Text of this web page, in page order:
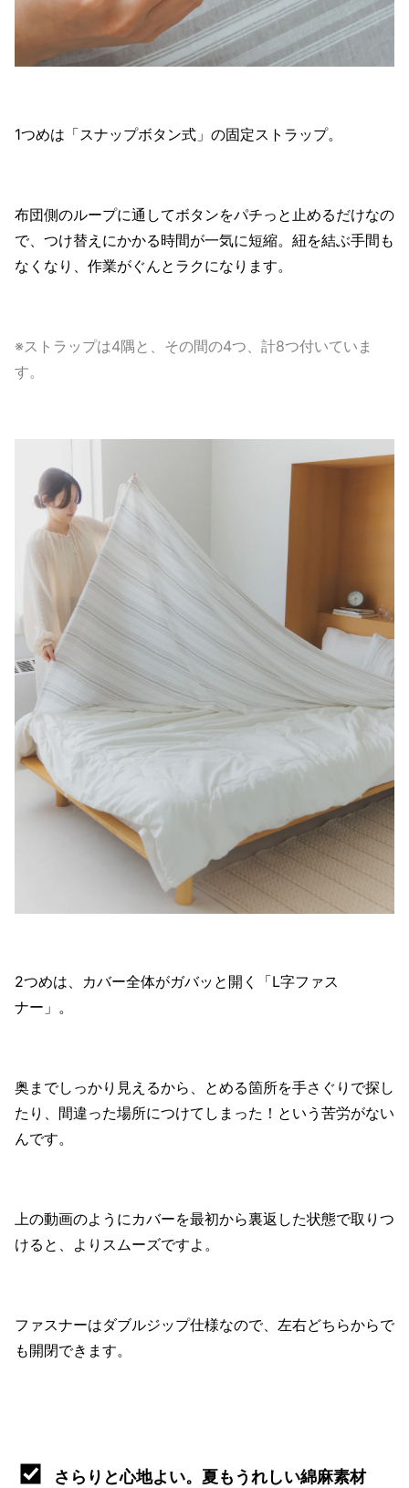
1つめは「スナップボタン式」の固定ストラップ。
布団側のループに通してボタンをパチっと止めるだけなの
で、つけ替えにかかる時間が一気に短縮。紐を結ぶ手間も
なくなり、作業がぐんとラクになります。
※ストラップは4隅と、その間の4つ、計8つ付いていま
す。
2つめは、カバー全体がガバッと開く「L字ファス
ナー」。
奥までしっかり見えるから、とめる箇所を手さぐりで探し
たり、間違った場所につけてしまった！という苦労がない
んです。
上の動画のようにカバーを最初から裏返した状態で取りつ
けると、よりスムーズですよ。
ファスナーはダブルジップ仕様なので、左右どちらからで
も開閉できます。
さらりと心地よい。夏もうれしい綿麻素材